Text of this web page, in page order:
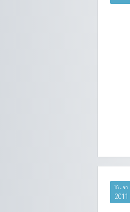
18 Jan
2011